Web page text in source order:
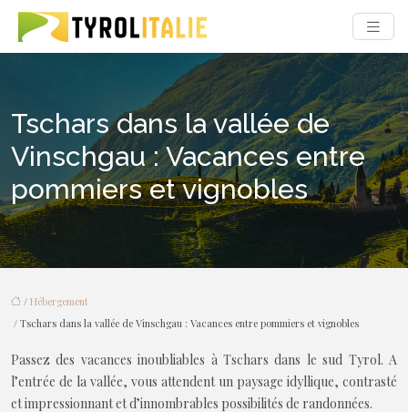
Tschars dans la vallée de
Vinschgau : Vacances entre
pommiers et vignobles
/ Hébergement
/ Tschars dans la vallée de Vinschgau : Vacances entre pommiers et vignobles
Passez des vacances inoubliables à Tschars dans le sud Tyrol. A
l’entrée de la vallée, vous attendent un paysage idyllique, contrasté
et impressionnant et d’innombrables possibilités de randonnées.